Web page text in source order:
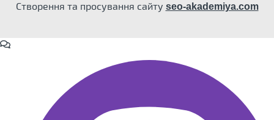
Створення та просування сайту seo-akademiya.com